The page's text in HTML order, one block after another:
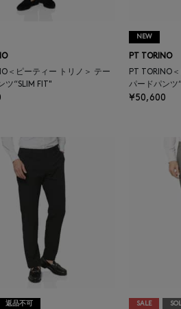
＜ピーティー トリノ＞ テー
ツ“SLIM FIT"
NEW
PT TORINO
PT TORINO
パードパンツ
¥50,600
返品不可 SALE